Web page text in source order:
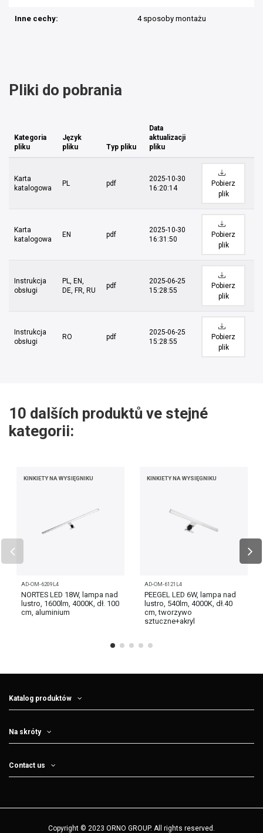
Inne cechy: 4 sposoby montażu
Pliki do pobrania
Kategoria
pliku
Język
pliku
Typ pliku
Data
aktualizacji
pliku
Karta
katalogowa
PL pdf
2025-10-30
16:20:14
Pobierz
plik
Karta
katalogowa
EN pdf
2025-10-30
16:31:50
Pobierz
plik
Instrukcja
obsługi
PL, EN,
DE, FR, RU
pdf
2025-06-25
15:28:55
Pobierz
plik
Instrukcja
obsługi
RO pdf
2025-06-25
15:28:55
Pobierz
plik
10 dalších produktů ve stejné
kategorii:
KINKIETY NA WYSIĘGNIKU
AD-OM-6209L4
NORTES LED 18W, lampa nad
lustro, 1600lm, 4000K, dł. 100
cm, aluminium
KINKIETY NA WYSIĘGNIKU
AD-OM-6121L4
PEEGEL LED 6W, lampa nad
lustro, 540lm, 4000K, dł.40
cm, tworzywo
sztuczne+akryl
Katalog produktów
Na skróty
Contact us
Copyright © 2023 ORNO GROUP. All rights reserved.